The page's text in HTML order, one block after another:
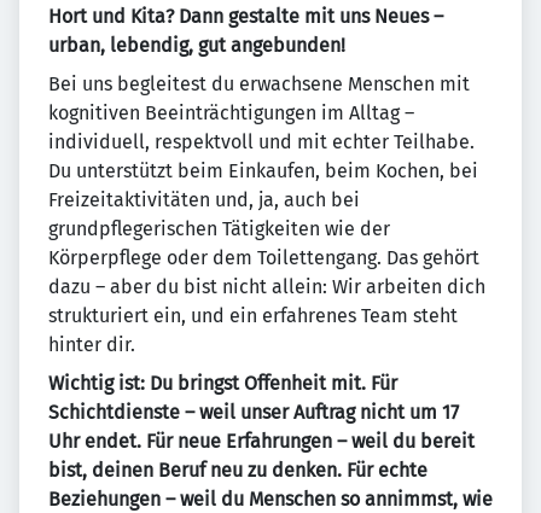
Hort und Kita? Dann gestalte mit uns Neues –
urban, lebendig, gut angebunden!
Bei uns begleitest du erwachsene Menschen mit
kognitiven Beeinträchtigungen im Alltag –
individuell, respektvoll und mit echter Teilhabe.
Du unterstützt beim Einkaufen, beim Kochen, bei
Freizeitaktivitäten und, ja, auch bei
grundpflegerischen Tätigkeiten wie der
Körperpflege oder dem Toilettengang. Das gehört
dazu – aber du bist nicht allein: Wir arbeiten dich
strukturiert ein, und ein erfahrenes Team steht
hinter dir.
Wichtig ist: Du bringst Offenheit mit. Für
Schichtdienste – weil unser Auftrag nicht um 17
Uhr endet. Für neue Erfahrungen – weil du bereit
bist, deinen Beruf neu zu denken. Für echte
Beziehungen – weil du Menschen so annimmst, wie